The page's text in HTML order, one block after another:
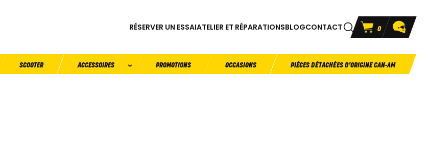
RÉSERVER UN ESSAIATELIER ET RÉPARATIONSBLOGCONTACT 0
SCOOTER ACCESSOIRES PROMOTIONS OCCASIONS PIÈCES DÉTACHÉES D'ORIGINE CAN-AM